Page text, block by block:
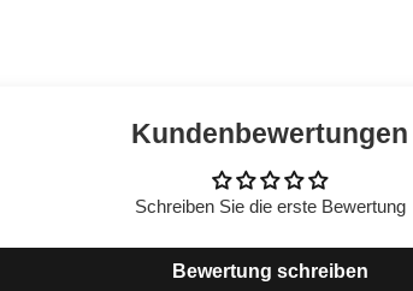
Kundenbewertungen
Schreiben Sie die erste Bewertung
Bewertung schreiben